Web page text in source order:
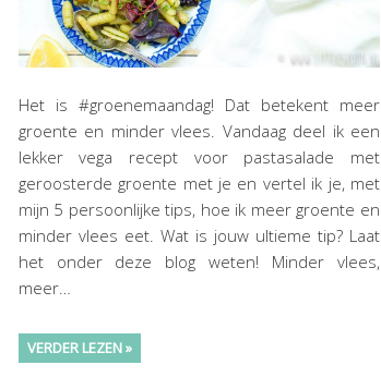
Het is #groenemaandag! Dat betekent meer
groente en minder vlees. Vandaag deel ik een
lekker vega recept voor pastasalade met
geroosterde groente met je en vertel ik je, met
mijn 5 persoonlijke tips, hoe ik meer groente en
minder vlees eet. Wat is jouw ultieme tip? Laat
het onder deze blog weten! Minder vlees,
meer…
VERDER LEZEN »